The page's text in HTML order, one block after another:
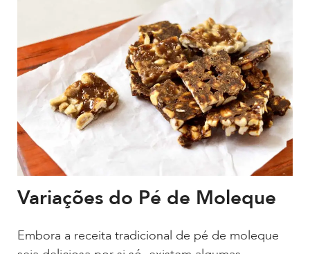
Variações do Pé de Moleque
Embora a receita tradicional de pé de moleque